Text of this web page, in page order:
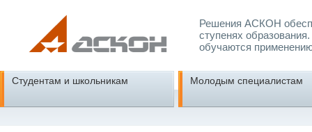
Решения АСКОН
ступенях
обучаются
Студентам и школьникам Молодым специалистам